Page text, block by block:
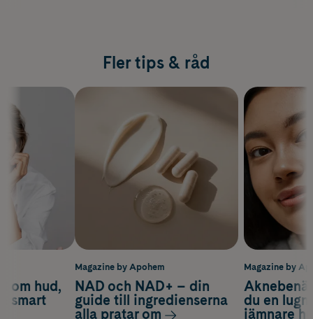
Fler tips & råd
Magazine by
du en
jämnare
om hud,
smart
Magazine by Apohem
NAD och NAD+ – din
guide till ingredienserna
alla pratar om